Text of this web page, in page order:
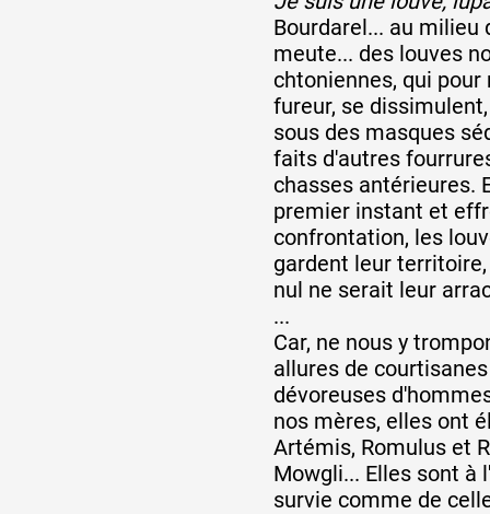
Bourdarel... au milieu
meute... des louves
chtoniennes, qui
fureur, se
sous des masques
faits d'autres
chasses antérieures.
premier instant et
confrontation, les
gardent leur
nul ne serait leur
...
Car, ne nous y
allures de
dévoreuses
nos mères, elles ont
Artémis, Romulus et
Mowgli... Elles sont à
survie comme de